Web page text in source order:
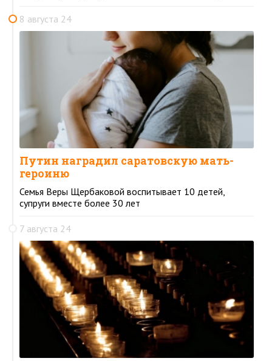
8 августа 24
Путин наградил саратовскую мать-
героиню
Семья Веры Щербаковой воспитывает 10 детей,
супруги вместе более 30 лет
7 августа 24